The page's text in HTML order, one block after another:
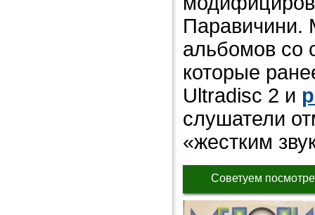
Паравичини.
альбомов со
которые
Ultradisc 2 и
слушатели
«жестким
Советуем